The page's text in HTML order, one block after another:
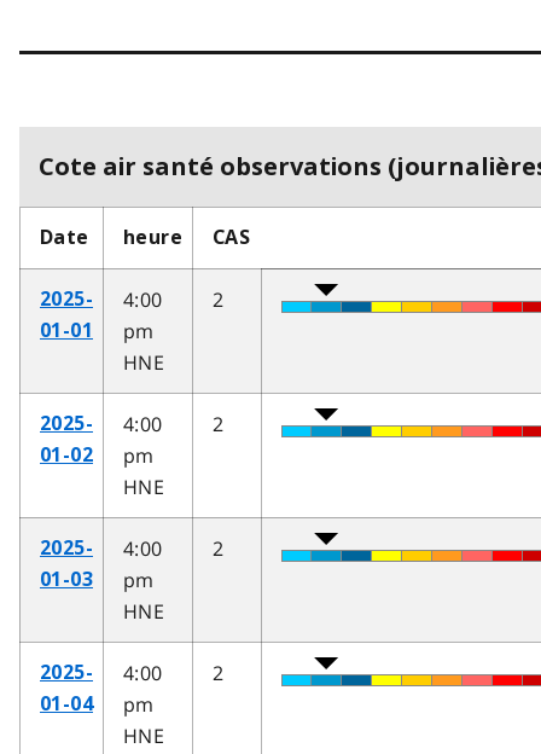
Cote air santé observations
Date heure CAS
2025-
01-01
4:00
pm
HNE
2
2025-
01-02
4:00
pm
HNE
2
2025-
01-03
4:00
pm
HNE
2
2025-
01-04
4:00
pm
HNE
2